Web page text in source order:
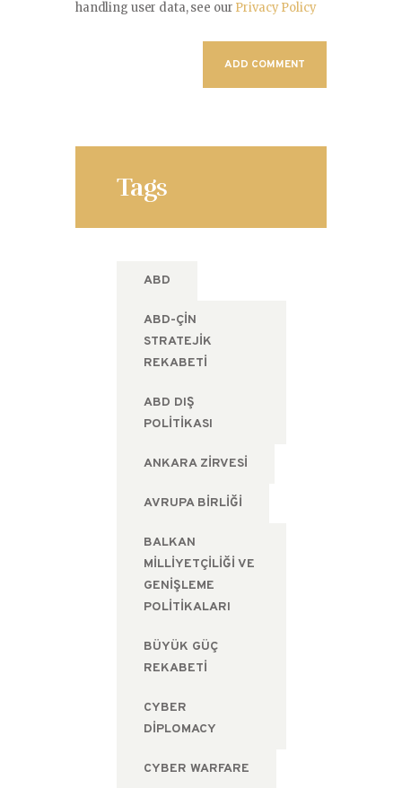
handling user data, see our Privacy Policy
Tags
ABD
ABD-ÇIN
STRATEJIK
REKABETI
ABD DIŞ
POLITIKASI
ANKARA ZIRVESI
AVRUPA BIRLIĞI
BALKAN
MILLIYETÇILIĞI VE
GENIŞLEME
POLITIKALARI
BÜYÜK GÜÇ
REKABETI
CYBER
DIPLOMACY
CYBER WARFARE